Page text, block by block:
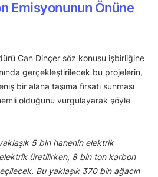
Emisyonunun Önüne
Can Dinçer söz konusu işbirliğine
gerçekleştirilecek bu projelerin,
bir alana taşıma fırsatı sunması
olduğunu vurgulayarak şöyle
5 bin hanenin elektrik
üretilirken, 8 bin ton karbon
Bu yaklaşık 370 bin ağacın